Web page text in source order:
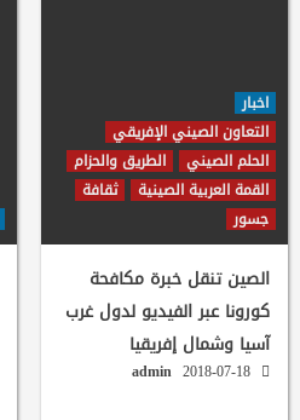
اخبار
التعاون الصيني الإفريقي
الحلم الصيني
الطريق والحزام
القمة العربية الصينية
ثقافة
جسور
الصين تنقل خبرة مكافحة
كورونا عبر الفيديو لدول غرب
آسيا وشمال إفريقيا
admin